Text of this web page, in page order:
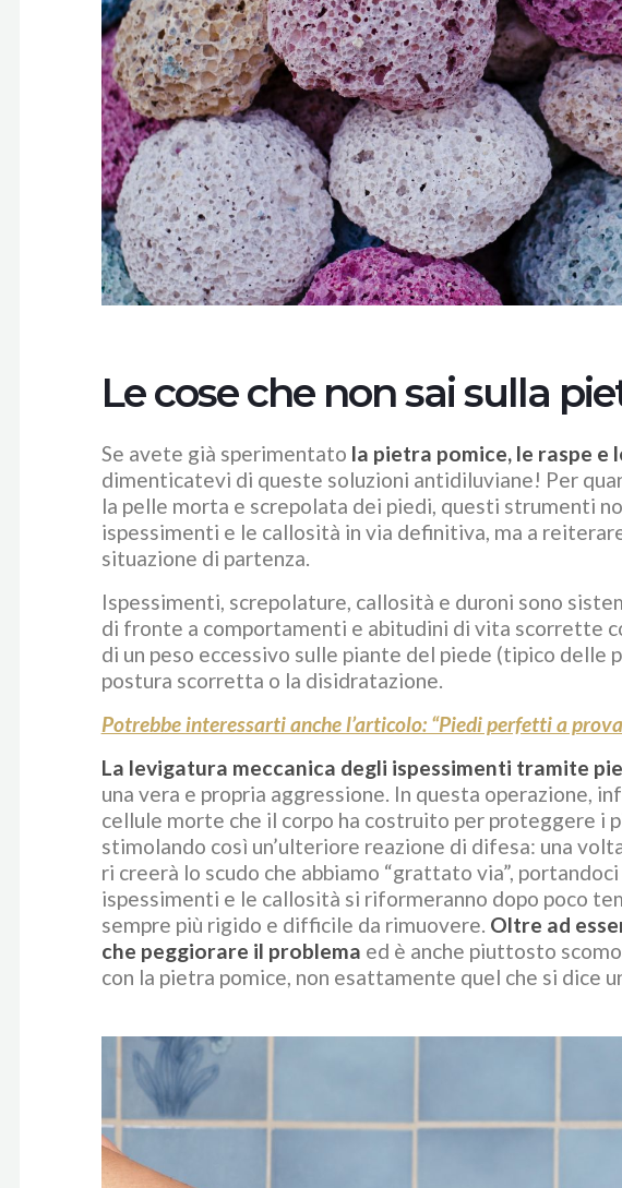
I benefici della
crema alla Calendula
Scientificamente conosciuta con il nome
di Calendula Officinalis, in questo articolo
andremo alla scoperta di uno dei...
Quando la crema
anticellulite brucia
La tua pelle brucia o addirittura è
arrossata dopo l’applicazione della crema
cellulite e ti chiedi se è normale? In...
Leggi di più
Come Indurire le
Unghie Velocemente:
Rimedi Naturali
In questo articolo, esploreremo le cause
principali della fragilità ungueale,
illustrando i principi attivi naturali...
Arnica gel: a cosa
serve?
vecchio di tutti contro contusioni e dolori
muscolari. Oggi andiamo alla...
Leggi di più
Le cose che non sai sulla
Se avete già sperimentato la pietra pomice, le raspe e
dimenticatevi di queste soluzioni antidiluviane! Per
la pelle morta e screpolata dei piedi, questi strumenti
ispessimenti e le callosità in via definitiva, ma a
situazione di partenza.
Ispessimenti, screpolature, callosità e duroni sono
di fronte a comportamenti e abitudini di vita scorrette
di un peso eccessivo sulle piante del piede (tipico delle
postura scorretta o la disidratazione.
Potrebbe interessarti anche l’articolo: “Piedi perfetti a
La levigatura meccanica degli ispessimenti tramite
una vera e propria aggressione. In questa operazione,
cellule morte che il corpo ha costruito per proteggere i
stimolando così un’ulteriore reazione di difesa: una
ri creerà lo scudo che abbiamo “grattato via”,
ispessimenti e le callosità si riformeranno dopo poco
sempre più rigido e difficile da rimuovere. Oltre ad
che peggiorare il problema ed è anche piuttosto
con la pietra pomice, non esattamente quel che si dice